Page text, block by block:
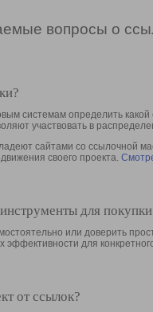
вопросы о
системам определить
участвовать в
сайтами со ссылочной
своего проекта.
для
или доверить
для
от ссылок?